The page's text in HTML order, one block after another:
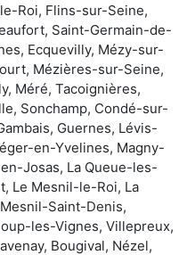
Roi, Flins-sur-Seine,
Saint-Germain-de-
Ecquevilly, Mézy-sur-
Mézières-sur-Seine,
Méré, Tacoignières,
Sonchamp, Condé-sur-
Guernes, Lévis-
en-Yvelines, Magny-
Josas, La Queue-les-
Le Mesnil-le-Roi, La
Saint-Denis,
les-Vignes, Villepreux,
Bougival, Nézel,